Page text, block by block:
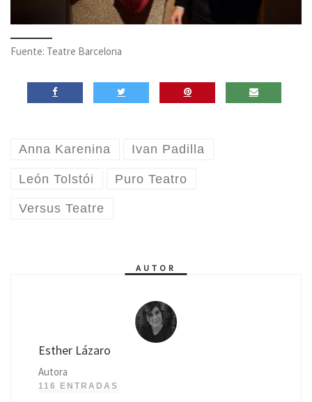
Fuente: Teatre Barcelona
Anna Karenina Ivan Padilla
León Tolstói Puro Teatro
Versus Teatre
AUTOR
Esther Lázaro
Autora
116 ENTRADAS